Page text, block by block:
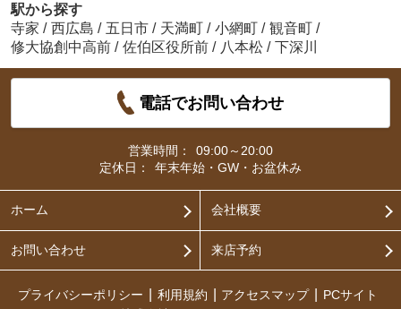
駅から探す
寺家 / 西広島 / 五日市 / 天満町 / 小網町 / 観音町 /
修大協創中高前 / 佐伯区役所前 / 八本松 / 下深川
電話でお問い合わせ
営業時間：
09:00～20:00
定休日：
年末年始・GW・お盆休み
ホーム 会社概要
お問い合わせ 来店予約
プライバシーポリシー 利用規約 アクセスマップ
PCサイト